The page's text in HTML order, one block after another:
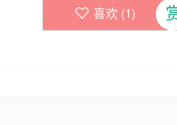
喜欢 (1)